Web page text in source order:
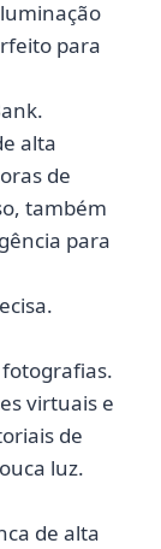
para
alta
de
também
para
fotografias.
virtuais e
de
luz.
de alta